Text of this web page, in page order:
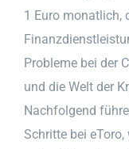
1 Euro monatlich,
Probleme bei der
und die Welt der
Nachfolgend
Schritte bei